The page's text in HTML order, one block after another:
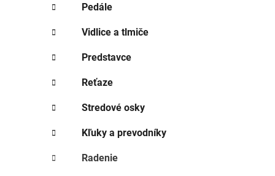
Pedále
Vidlice a tlmiče
Predstavce
Reťaze
Stredové osky
Kľuky a prevodníky
Radenie